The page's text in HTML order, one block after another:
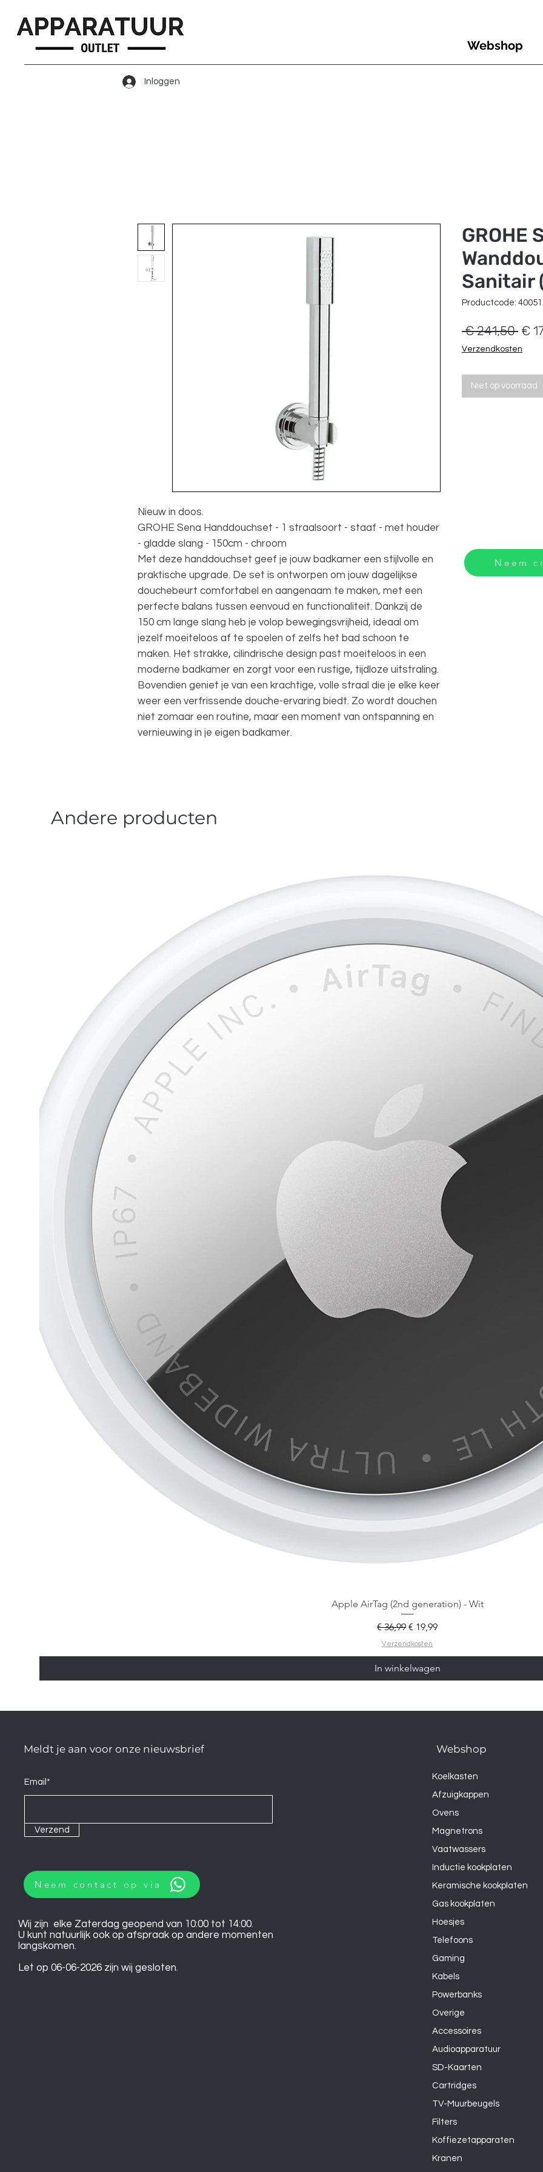
Inloggen
Webshop
Nieuw in doos.
GROHE Sena Handdouchset - 1 straalsoort - staaf - met houder
- gladde slang - 150cm - chroom
Met deze handdouchset geef je jouw badkamer een stijlvolle en
praktische upgrade. De set is ontworpen om jouw dagelijkse
douchebeurt comfortabel en aangenaam te maken, met een
perfecte balans tussen eenvoud en functionaliteit. Dankzij de
150 cm lange slang heb je volop bewegingsvrijheid, ideaal om
jezelf moeiteloos af te spoelen of zelfs het bad schoon te
maken. Het strakke, cilindrische design past moeiteloos in een
moderne badkamer en zorgt voor een rustige, tijdloze uitstraling.
Bovendien geniet je van een krachtige, volle straal die je elke keer
weer een verfrissende douche-ervaring biedt. Zo wordt douchen
niet zomaar een routine, maar een moment van ontspanning en
vernieuwing in je eigen badkamer.
GROHE
Sanitair
Productcode:
€ 241,50
prijs
€
Verzendkosten
Niet op voorraad
Neem
Andere producten
Apple AirTag (2nd generation) - Wit
Normale prijs
€ 36,99 Verkoopprijs
€ 19,99
Verzendkosten
In winkelwagen
Meldt je aan voor onze nieuwsbrief
Email*
Verzend
Neem contact op via
Wij zijn elke Zaterdag geopend van 10:00 tot 14:00.
U kunt natuurlijk ook op afspraak op andere momenten
langskomen.
Let op 06-06-2026 zijn wij gesloten.
Webshop
Koelkasten
Afzuigkappen
Ovens
Magnetrons
Vaatwassers
Inductie kookplaten
Keramische kookplaten
Gas kookplaten
Hoesjes
Telefoons
Gaming
Kabels
Powerbanks
Overige
Accessoires
Audioapparatuur
SD-Kaarten
Cartridges
TV-Muurbeugels
Filters
Koffiezetapparaten
Kranen